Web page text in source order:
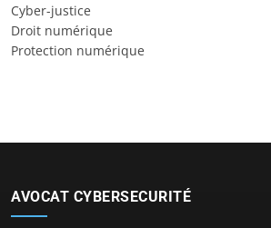
Cyber-justice
Droit numérique
Protection numérique
AVOCAT CYBERSECURITÉ